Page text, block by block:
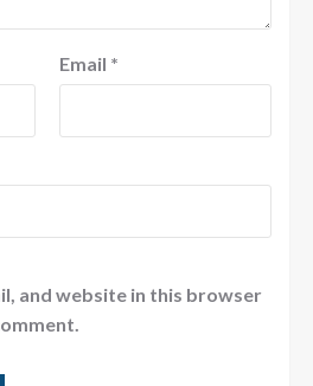
Email *
and website in this browser